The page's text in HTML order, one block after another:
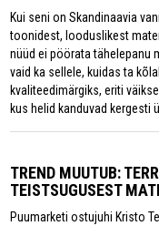
Kui seni on Skandinaavia
toonidest, looduslikest
nüüd ei pöörata tähelepanu
vaid ka sellele, kuidas ta
kvaliteedimärgiks, eriti
kus helid kanduvad kergesti
TREND MUUTUB:
TEISTSUGUSEST
Puumarketi ostujuhi Kristo